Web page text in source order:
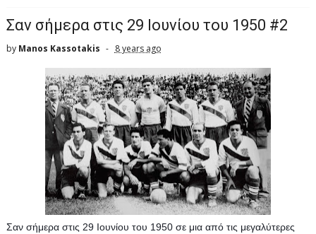
Σαν σήμερα στις 29 Ιουνίου του 1950 #2
by Manos Kassotakis 8 years ago
Σαν σήμερα στις 29 Ιουνίου του 1950 σε μια από τις μεγαλύτερες